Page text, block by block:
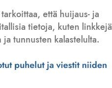
että huijaus- ja
tietoja, kuten linkkejä
tunnusten kalastelulta.
puhelut ja viestit niiden